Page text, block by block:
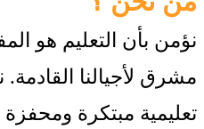
نؤمن بأن التعليم هو
مشرق لأجيالنا
تعليمية مبتكرة